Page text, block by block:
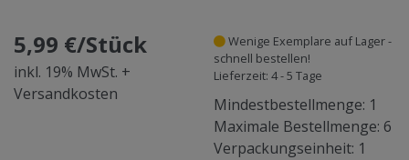
5,99 €/Stück
inkl. 19% MwSt. +
Versandkosten
Wenige Exemplare auf Lager -
schnell bestellen!
Lieferzeit: 4 - 5 Tage
Mindestbestellmenge: 1
Maximale Bestellmenge: 6
Verpackungseinheit: 1